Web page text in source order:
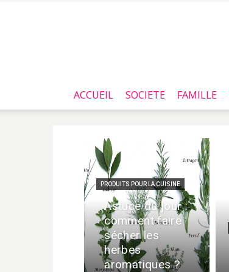
ACCUEIL SOCIETE FAMILLE
PRODUITS POUR LA CUISINE
Astuce du jour :
comment faire
sécher les
herbes
aromatiques ?